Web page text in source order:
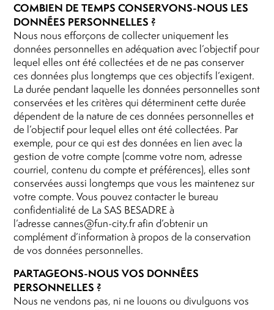
COMBIEN DE TEMPS CONSERVONS-NOUS LES
DONNÉES PERSONNELLES ?
Nous nous efforçons de collecter uniquement les
données personnelles en adéquation avec l’objectif pour
lequel elles ont été collectées et de ne pas conserver
ces données plus longtemps que ces objectifs l’exigent.
La durée pendant laquelle les données personnelles sont
conservées et les critères qui déterminent cette durée
dépendent de la nature de ces données personnelles et
de l’objectif pour lequel elles ont été collectées. Par
exemple, pour ce qui est des données en lien avec la
gestion de votre compte (comme votre nom, adresse
courriel, contenu du compte et préférences), elles sont
conservées aussi longtemps que vous les maintenez sur
votre compte. Vous pouvez contacter le bureau
confidentialité de La SAS BESADRE à
l’adresse cannes@fun-city.fr afin d’obtenir un
complément d’information à propos de la conservation
de vos données personnelles.
PARTAGEONS-NOUS VOS DONNÉES
PERSONNELLES ?
Nous ne vendons pas, ni ne louons ou divulguons vos